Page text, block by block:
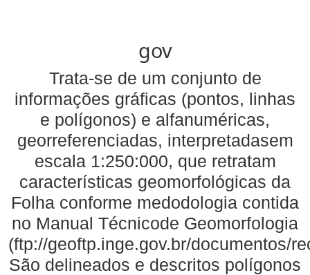
gov
Trata-se de um conjunto de
informações gráficas (pontos, linhas
e polígonos) e alfanuméricas,
georreferenciadas, interpretadasem
escala 1:250:000, que retratam
características geomorfológicas da
Folha conforme medodologia contida
no Manual Técnicode Geomorfologia
(ftp://geoftp.inge.gov.br/documentos/
São delineados e descritos polígonos